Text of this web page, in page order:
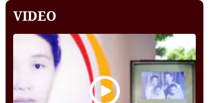
VIDEO